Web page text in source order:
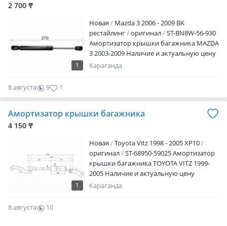
2 700 ₸
1
Новая
Mazda 3 2006 - 2009 BK
рестайлинг
оригинал
ST-BN8W-56-930
Амортизатор крышки багажника MAZDA
3 2003-2009 Наличие и актуальную цену
уточняйте у менеджера
Караганда
8 августа 9 1
Амортизатор крышки багажника
4 150 ₸
1
Новая
Toyota Vitz 1998 - 2005 XP10
оригинал
ST-68950-59025 Амортизатор
крышки багажника TOYOTA VITZ 1999-
2005 Наличие и актуальную цену
уточняйте у менеджера
Караганда
8 августа
10